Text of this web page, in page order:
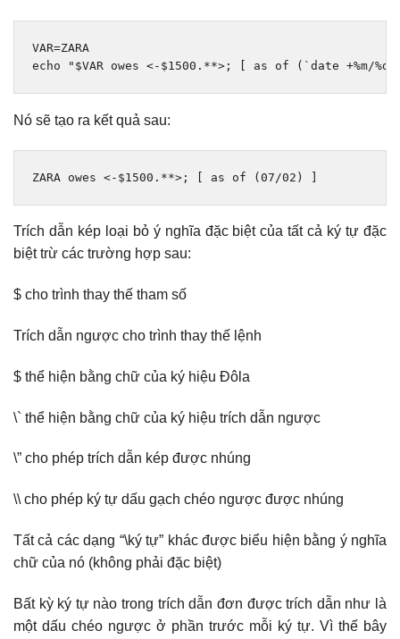
VAR=ZARA
echo
"$VAR owes <-$1500.**>; [ as of (`date +%m/
Nó sẽ tạo ra kết quả sau:
ZARA owes <- $1500 .**>; [ as of (07 /02 ) ]
Trích dẫn kép loại bỏ ý nghĩa đặc biệt của tất cả ký tự đặc
biệt trừ các trường hợp sau:
$ cho trình thay thế tham số
Trích dẫn ngược cho trình thay thế lệnh
$ thể hiện bằng chữ của ký hiệu Đôla
\` thể hiện bằng chữ của ký hiệu trích dẫn ngược
\” cho phép trích dẫn kép được nhúng
\\ cho phép ký tự dấu gạch chéo ngược được nhúng
Tất cả các dạng “\ký tự” khác được biểu hiện bằng ý nghĩa
chữ của nó (không phải đặc biệt)
Bất kỳ ký tự nào trong trích dẫn đơn được trích dẫn như là
một dấu chéo ngược ở phần trước mỗi ký tự. Vì thế bây